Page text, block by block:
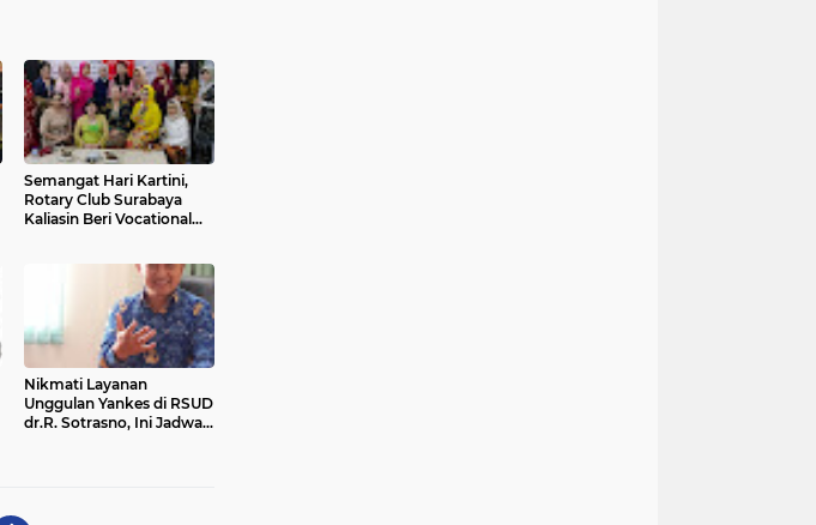
Semangat Hari Kartini,
Rotary Club Surabaya
Kaliasin Beri Vocational
Nikmati Layanan
Unggulan Yankes di RSUD
dr.R. Sotrasno, Ini Jadwal